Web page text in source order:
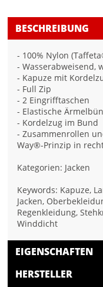
BESCHREIBUNG
- 100% Nylon
- Wasserabweisend,
- Kapuze mit
- Full Zip
- 2 Eingrifftaschen
- Elastische
- Kordelzug im Bund
- Zusammenrollen
Way®-Prinzip in
Kategorien: Jacken
Keywords: Kapuze,
Jacken,
Regenkleidung,
Winddicht
EIGENSCHAFTEN
HERSTELLER